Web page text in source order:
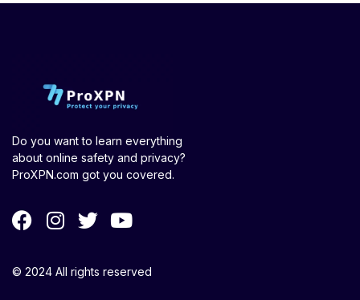
Do you want to learn everything
about online safety and privacy?
ProXPN.com got you covered.
© 2024 All rights reserved